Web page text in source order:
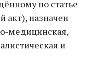
по статье
акт), назначен
медицинская,
и